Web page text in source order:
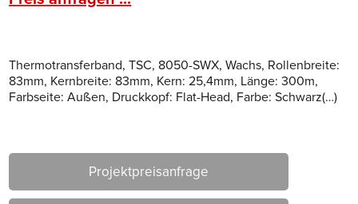
Thermotransferband, TSC, 8050-SWX, Wachs, Rollenbreite:
83mm, Kernbreite: 83mm, Kern: 25,4mm, Länge: 300m,
Farbseite: Außen, Druckkopf: Flat-Head, Farbe: Schwarz(…)
Projektpreisanfrage